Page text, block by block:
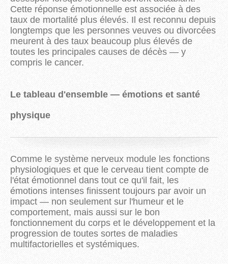
Cette réponse émotionnelle est associée à des
taux de mortalité plus élevés. Il est reconnu depuis
longtemps que les personnes veuves ou divorcées
meurent à des taux beaucoup plus élevés de
toutes les principales causes de décès — y
compris le cancer.
Le tableau d'ensemble — émotions et santé
physique
Comme le système nerveux module les fonctions
physiologiques et que le cerveau tient compte de
l'état émotionnel dans tout ce qu'il fait, les
émotions intenses finissent toujours par avoir un
impact — non seulement sur l'humeur et le
comportement, mais aussi sur le bon
fonctionnement du corps et le développement et la
progression de toutes sortes de maladies
multifactorielles et systémiques.